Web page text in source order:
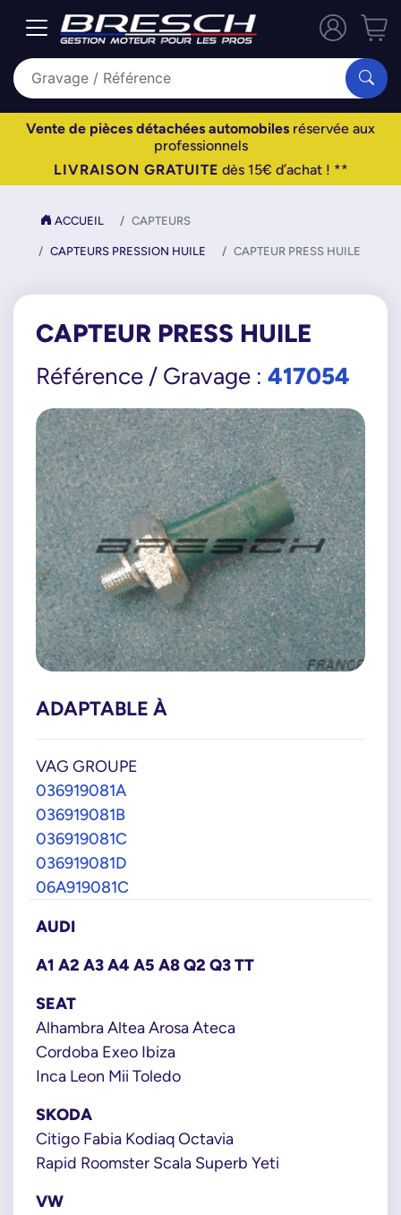
Vente de pièces détachées automobiles réservée aux
professionnels
LIVRAISON GRATUITE dès 15€ d’achat ! **
ACCUEIL CAPTEURS
CAPTEURS PRESSION HUILE CAPTEUR PRESS HUILE
CAPTEUR PRESS HUILE
Référence / Gravage : 417054
ADAPTABLE À
VAG GROUPE
036919081A
036919081B
036919081C
036919081D
06A919081C
AUDI
A1 A2 A3 A4 A5 A8 Q2 Q3 TT
SEAT
Alhambra Altea Arosa Ateca
Cordoba Exeo Ibiza
Inca Leon Mii Toledo
SKODA
Citigo Fabia Kodiaq Octavia
Rapid Roomster Scala Superb Yeti
VW